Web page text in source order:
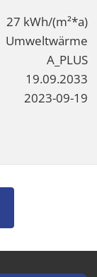
27 kWh/(m²*a)
Umweltwärme
A_PLUS
19.09.2033
2023-09-19